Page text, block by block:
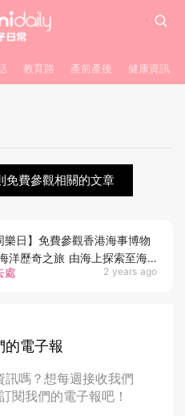
教育路 產前產後 健康資訊
免費參觀相關的文章
處 2 years ago
樂日】免費參觀香港海事博物
之旅 由海上探索至海
的電子報
嗎？想每週接收我們
閱我們的電子報吧！